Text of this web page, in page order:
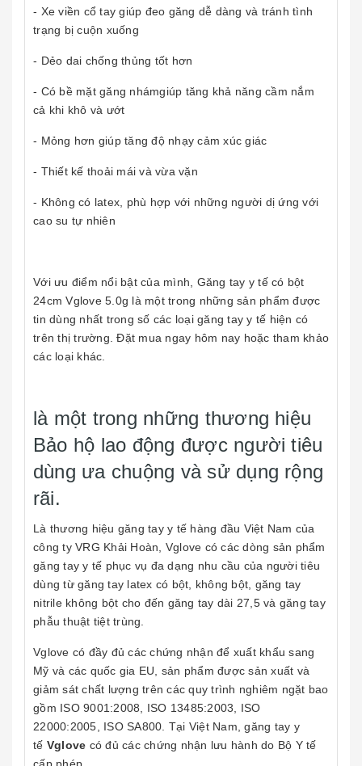
- Xe viền cổ tay giúp đeo găng dễ dàng và tránh tình
trạng bị cuộn xuống
- Dẻo dai chống thủng tốt hơn
- Có bề mặt găng nhámgiúp tăng khả năng cầm nắm
cả khi khô và ướt
- Mỏng hơn giúp tăng độ nhạy cảm xúc giác
- Thiết kế thoải mái và vừa vặn
- Không có latex, phù hợp với những người dị ứng với
cao su tự nhiên
Với ưu điểm nổi bật của mình, Găng tay y tế có bột
24cm Vglove 5.0g là một trong những sản phẩm được
tin dùng nhất trong số các loại găng tay y tế hiện có
trên thị trường. Đặt mua ngay hôm nay hoặc tham khảo
các loại khác.
là một trong những thương hiệu
Bảo hộ lao động được người tiêu
dùng ưa chuộng và sử dụng rộng
rãi.
Là thương hiệu găng tay y tế hàng đầu Việt Nam của
công ty VRG Khải Hoàn, Vglove có các dòng sản phẩm
găng tay y tế phục vụ đa dạng nhu cầu của người tiêu
dùng từ găng tay latex có bột, không bột, găng tay
nitrile không bột cho đến găng tay dài 27,5 và găng tay
phẫu thuật tiệt trùng.
Vglove có đầy đủ các chứng nhận để xuất khẩu sang
Mỹ và các quốc gia EU, sản phẩm được sản xuất và
giảm sát chất lượng trên các quy trình nghiêm ngặt bao
gồm ISO 9001:2008, ISO 13485:2003, ISO
22000:2005, ISO SA800. Tại Việt Nam, găng tay y
tế Vglove có đủ các chứng nhận lưu hành do Bộ Y tế